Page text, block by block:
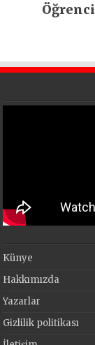
Künye
Hakkımızda
Yazarlar
Gizlilik politikası